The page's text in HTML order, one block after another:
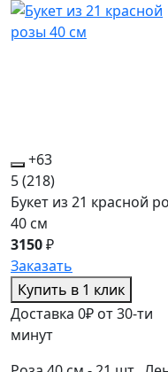
+63
5(218)
Букет из 21 красной
40 см
3150₽
Заказать
Купить в 1 клик
Доставка 0₽ от 30-ти
минут